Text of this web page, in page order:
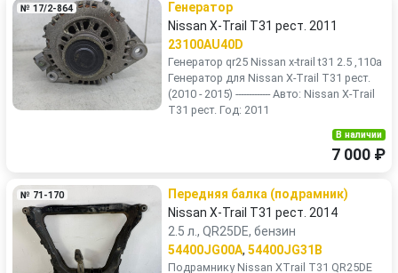
№ 17/2-864
Генератор
Nissan X-Trail T31 рест. 2011
23100AU40D
Генератор qr25 Nissan x-trail t31 2.5 ,110a
Генератор для Nissan X-Trail T31 рест.
(2010 - 2015) ------------- Авто: Nissan X-Trail
T31 рест. Год: 2011
В наличии
7 000 ₽
№ 71-170
Передняя балка (подрамник)
Nissan X-Trail T31 рест. 2014
2.5 л., QR25DE, бензин
54400JG00A, 54400JG31B
Подрамнику Nissan XTrail T31 QR25DE